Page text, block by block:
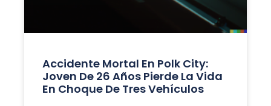
Accidente Mortal En Polk City:
Joven De 26 Años Pierde La Vida
En Choque De Tres Vehículos